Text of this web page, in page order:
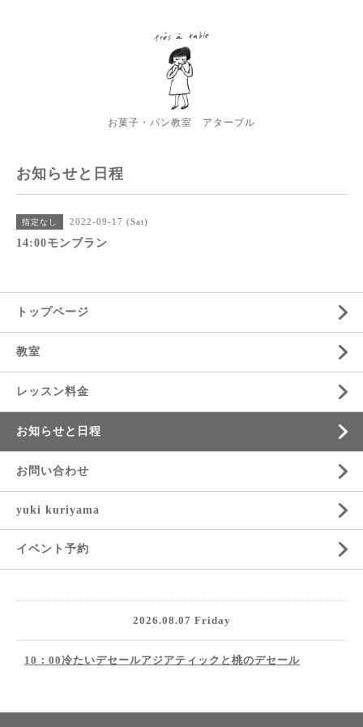
お菓子・パン教室 アターブル
お知らせと日程
指定なし 2022-09-17 (Sat)
14:00モンブラン
トップページ
教室
レッスン料金
お知らせと日程
お問い合わせ
yuki kuriyama
イベント予約
2026.08.07 Friday
10：00冷たいデセールアジアティックと桃のデセール